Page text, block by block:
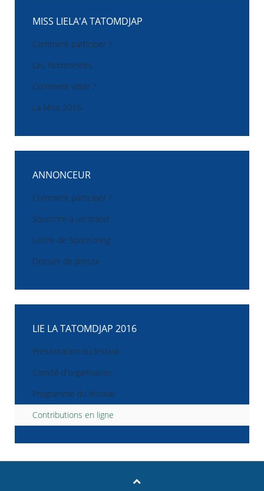
MISS LIELA'A TATOMDJAP
Comment participer ?
Les Nomminées
Comment voter ?
La Miss 2016
ANNONCEUR
Comment participer ?
Souscrire à un stand
Lettre de Sponsoring
Dossier de presse
LIE LA TATOMDJAP 2016
Présentation du festival
Comité d'organisation
Programme du festival
Contributions en ligne